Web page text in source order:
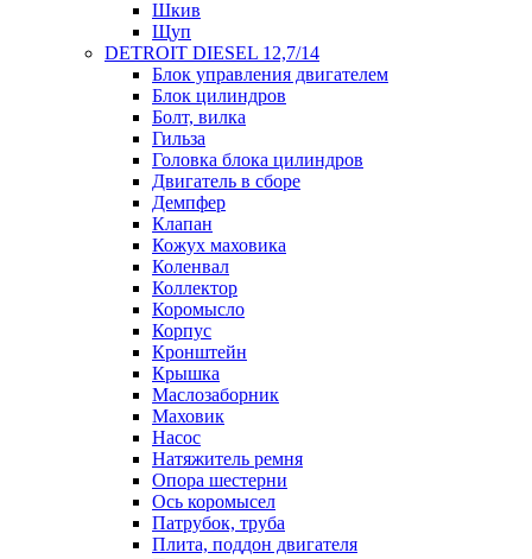
Шкив
Щуп
DETROIT DIESEL 12,7/14
Блок управления двигателем
Блок цилиндров
Болт, вилка
Гильза
Головка блока цилиндров
Двигатель в сборе
Демпфер
Клапан
Кожух маховика
Коленвал
Коллектор
Коромысло
Корпус
Кронштейн
Крышка
Маслозаборник
Маховик
Насос
Натяжитель ремня
Опора шестерни
Ось коромысел
Патрубок, труба
Плита, поддон двигателя